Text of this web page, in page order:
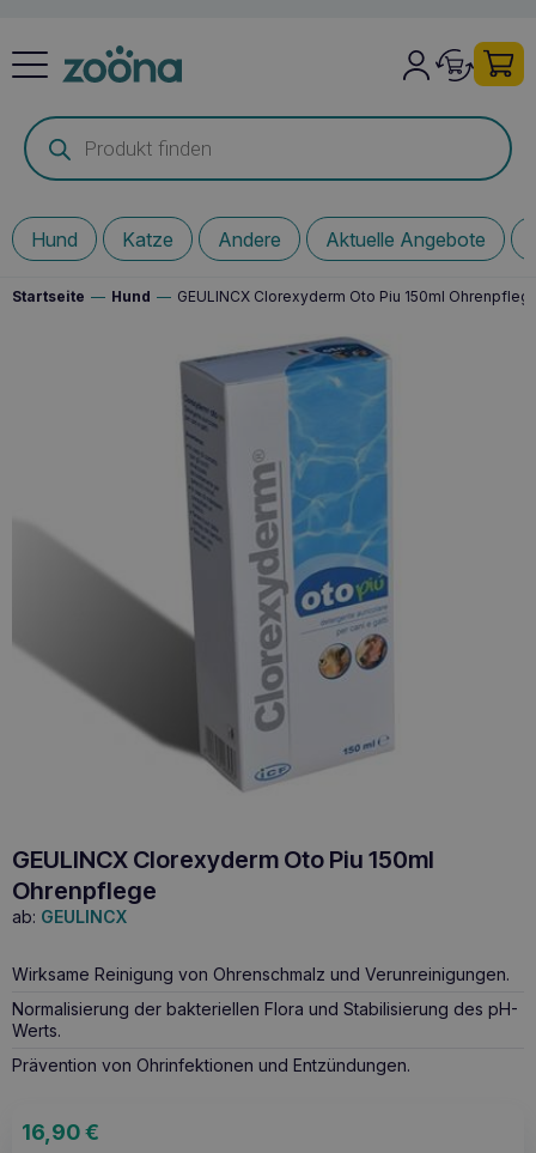
Products
search
Hund Katze Andere Aktuelle Angebote
Startseite — Hund — GEULINCX Clorexyderm Oto Piu 150ml
GEULINCX Clorexyderm Oto Piu 150ml
Ohrenpflege
ab: GEULINCX
Wirksame Reinigung von Ohrenschmalz und Verunreinigungen.
Normalisierung der bakteriellen Flora und Stabilisierung des pH-
Werts.
Prävention von Ohrinfektionen und Entzündungen.
16,90€